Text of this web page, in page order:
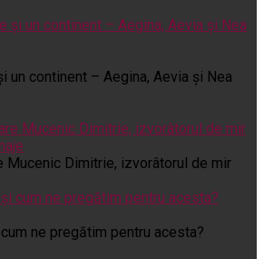
un continent – Aegina, Aevia și Nea
Mucenic Dimitrie, izvorâtorul de mir
ne pregătim pentru acesta?